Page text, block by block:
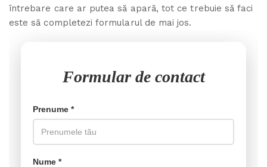
întrebare care ar putea să apară, tot ce trebuie să faci
este să completezi formularul de mai jos.